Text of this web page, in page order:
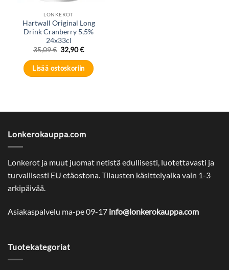
LONKEROT
Hartwall Original Long
Drink Cranberry 5,5%
24x33cl
35,09€ Alkuperäinen
hinta
oli:
35,09 €.
32,90€Nykyinen
on:
32,90 €.
Lisää ostoskoriin
Lonkerokauppa.com
Lonkerot ja muut juomat netistä edullisesti, luotettavasti ja
turvallisesti EU etäostona. Tilausten käsittelyaika vain 1-3
arkipäivää.
Asiakaspalvelu ma-pe 09-17 info@lonkerokauppa.com
Tuotekategoriat